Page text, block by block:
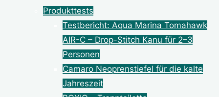
Produkttests
Testbericht: Aqua Marina Tomahawk
AIR-C – Drop-Stitch Kanu für 2–3
Personen
Camaro Neoprenstiefel für die kalte
Jahreszeit